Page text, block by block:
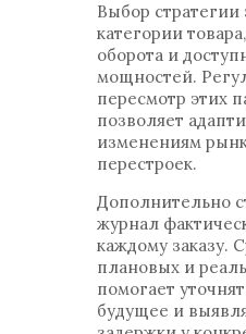
Выбор стратегии
категории
оборота и
мощностей.
пересмотр этих
позволяет
изменениям
перестроек.
Дополнительно
журнал
каждому заказу.
плановых и
помогает
будущее и